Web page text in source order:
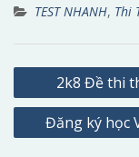
TEST NHANH, Thi
Điều
hướng
2k8 Đề thi
Đăng ký học